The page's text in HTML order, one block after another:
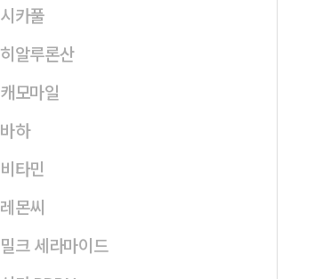
시카풀
히알루론산
캐모마일
바하
비타민
레몬씨
밀크 세라마이드